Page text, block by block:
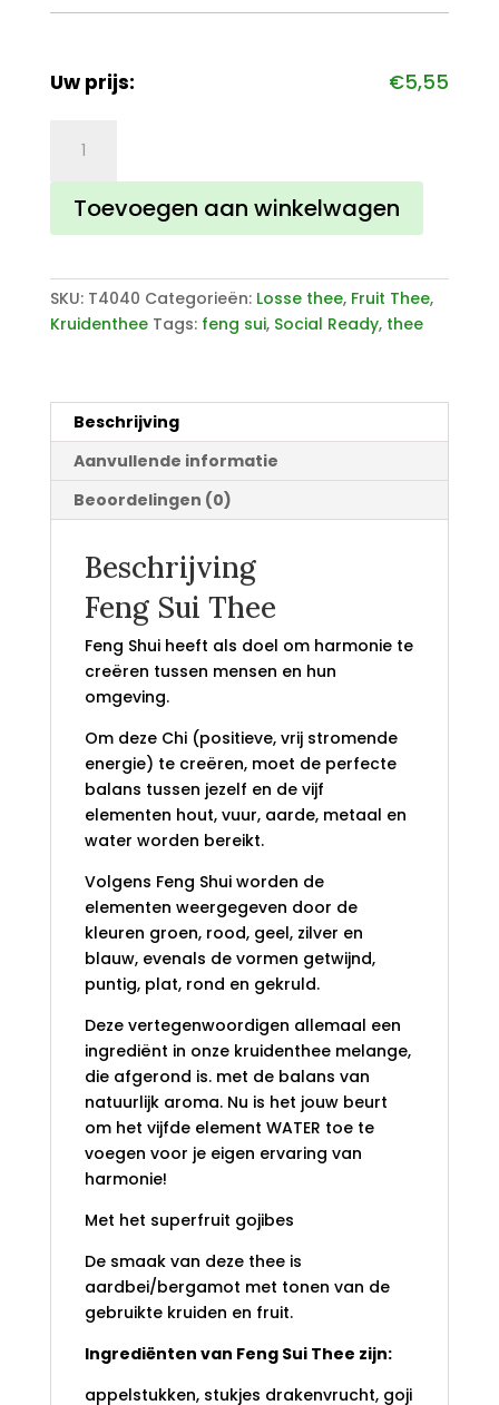
Uw prijs: €5,55
Thee
aantal
Toevoegen aan winkelwagen
SKU: T4040 Categorieën: Losse thee, Fruit Thee,
Kruidenthee Tags: feng sui, Social Ready, thee
Beschrijving
Aanvullende informatie
Beoordelingen (0)
Beschrijving
Feng Sui Thee
Feng Shui heeft als doel om harmonie te
creëren tussen mensen en hun
omgeving.
Om deze Chi (positieve, vrij stromende
energie) te creëren, moet de perfecte
balans tussen jezelf en de vijf
elementen hout, vuur, aarde, metaal en
water worden bereikt.
Volgens Feng Shui worden de
elementen weergegeven door de
kleuren groen, rood, geel, zilver en
blauw, evenals de vormen getwijnd,
puntig, plat, rond en gekruld.
Deze vertegenwoordigen allemaal een
ingrediënt in onze kruidenthee melange,
die afgerond is. met de balans van
natuurlijk aroma. Nu is het jouw beurt
om het vijfde element WATER toe te
voegen voor je eigen ervaring van
harmonie!
Met het superfruit gojibes
De smaak van deze thee is
aardbei/bergamot met tonen van de
gebruikte kruiden en fruit.
Ingrediënten van Feng Sui Thee zijn:
appelstukken, stukjes drakenvrucht, goji